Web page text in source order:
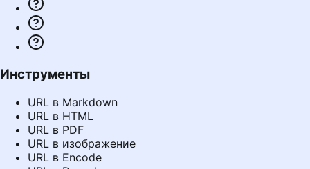
Инструменты
URL в Markdown
URL в HTML
URL в PDF
URL в изображение
URL в Encode